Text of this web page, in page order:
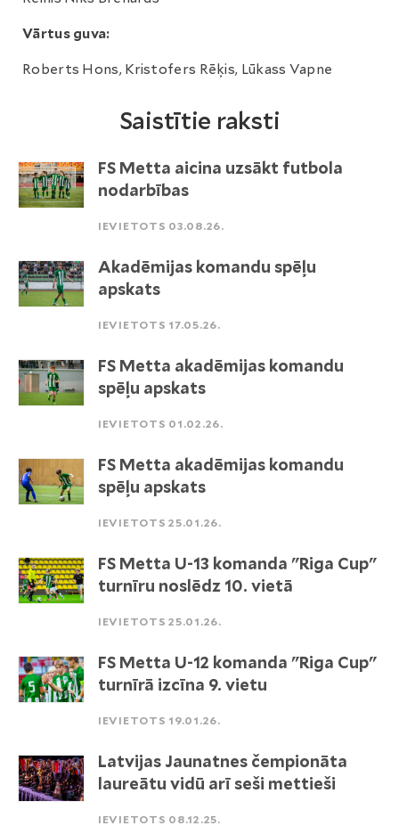
Vārtus guva:
Roberts Hons, Kristofers Rēķis, Lūkass Vapne
Saistītie raksti
FS Metta aicina uzsākt futbola
nodarbības
IEVIETOTS 03.08.26.
Akadēmijas komandu spēļu
apskats
IEVIETOTS 17.05.26.
FS Metta akadēmijas komandu
spēļu apskats
IEVIETOTS 01.02.26.
FS Metta akadēmijas komandu
spēļu apskats
IEVIETOTS 25.01.26.
FS Metta U-13 komanda "Riga Cup"
turnīru noslēdz 10. vietā
IEVIETOTS 25.01.26.
FS Metta U-12 komanda "Riga Cup"
turnīrā izcīna 9. vietu
IEVIETOTS 19.01.26.
Latvijas Jaunatnes čempionāta
laureātu vidū arī seši mettieši
IEVIETOTS 08.12.25.